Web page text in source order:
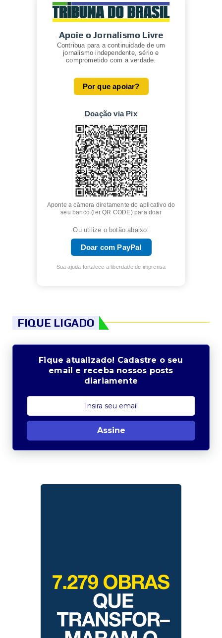
Apoie o Jornalismo Livre
Contribua para a continuidade de um
jornalismo independente, sério e
comprometido com a verdade.
Por que apoiar?
Doação via Pix
Aponte a câmera diretamente do aplicativo do
seu banco (ler QR CODE) para doar
Ou utilize o botão abaixo:
Doar com PayPal
Sua ajuda fortalece a liberdade de imprensa
FIQUE LIGADO
Fique atualizado! Cadastre o seu
email e receba nossos posts
diariamente
Assine